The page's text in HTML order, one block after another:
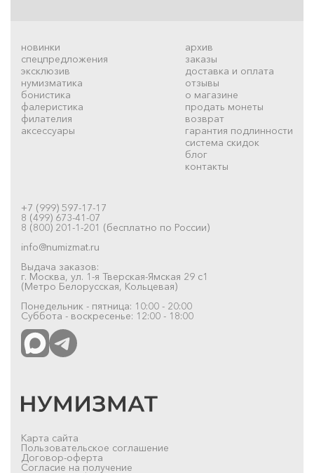
новинки
спецпредложения
эксклюзив
нумизматика
бонистика
фалеристика
филателия
аксессуары
архив
заказы
доставка и оплата
отзывы
о магазине
продать монеты
возврат
гарантия подлинности
система скидок
блог
контакты
+7 (999) 597-17-17
8 (499) 673-41-07
8 (800) 201-1-201 (бесплатно по России)
info@numizmat.ru
Выдача заказов:
г. Москва, ул. 1-я Тверская-Ямская 29 с1
(Метро Белорусская, Кольцевая)
Понедельник - пятница: 10:00 - 20:00
Суббота - воскресенье: 12:00 - 18:00
Карта сайта
Пользовательское соглашение
Договор-оферта
Согласие на получение